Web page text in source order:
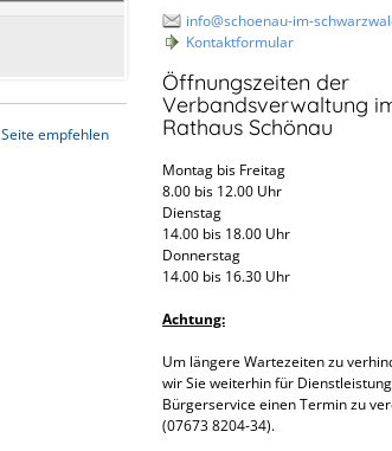
Seite empfehlen
info@schoenau-im-
Kontaktformular
Öffnungszeiten der
Verbandsverwaltung
Rathaus Schönau
Montag bis Freitag
8.00 bis 12.00 Uhr
Dienstag
14.00 bis 18.00 Uhr
Donnerstag
14.00 bis 16.30 Uhr
Achtung:
Um längere Wartezeiten zu
wir Sie weiterhin für
Bürgerservice einen Termin zu
(07673 8204-34).